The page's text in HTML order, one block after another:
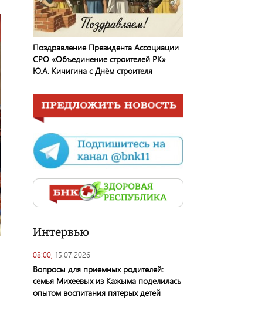
Поздравление Президента Ассоциации
СРО «Объединение строителей РК»
Ю.А. Кичигина с Днём строителя
Интервью
08:00, 15.07.2026
Вопросы для приемных родителей:
семья Михеевых из Кажыма поделилась
опытом воспитания пятерых детей